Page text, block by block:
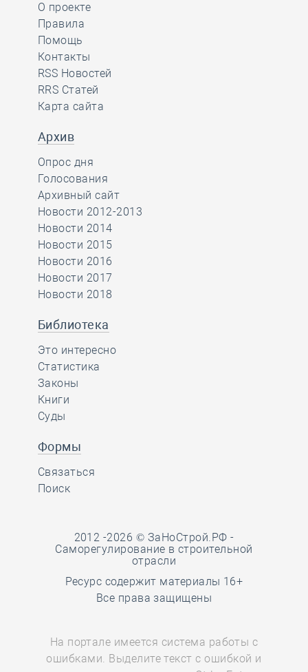
О проекте
Правила
Помощь
Контакты
RSS Новостей
RRS Статей
Карта сайта
Архив
Опрос дня
Голосования
Архивный сайт
Новости 2012-2013
Новости 2014
Новости 2015
Новости 2016
Новости 2017
Новости 2018
Библиотека
Это интересно
Статистика
Законы
Книги
Суды
Формы
Связаться
Поиск
2012 -2026 © ЗаНоСтрой.РФ -
Саморегулирование в строительной
отрасли
Ресурс содержит материалы 16+
Все права защищены
На портале имеется система работы с
ошибками. Выделите текст с ошибкой и